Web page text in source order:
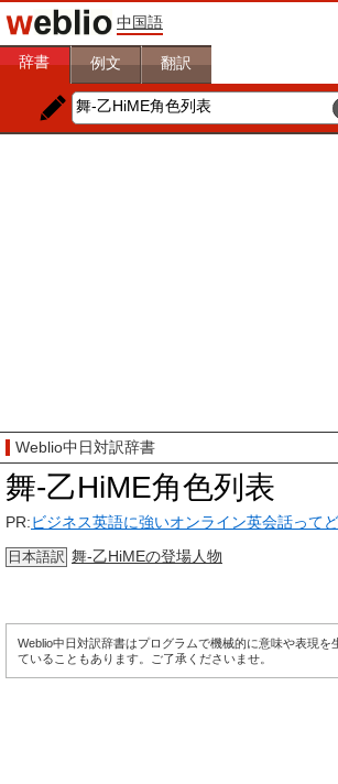
中国語
辞書 例文 翻訳
Weblio中日対訳辞書
舞-乙HiME角色列表
PR:ビジネス英語に強いオンライン英会話って
日本語訳 舞-乙HiMEの登場人物
Weblio中日対訳辞書はプログラムで機械的に意味や表現
ていることもあります。ご了承くださいませ。